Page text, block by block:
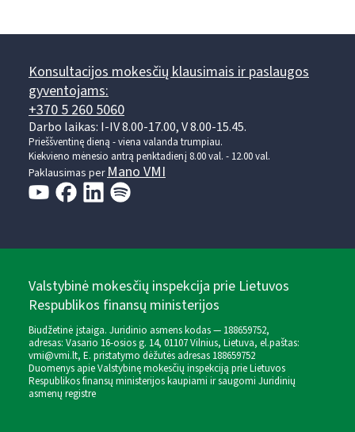
Konsultacijos mokesčių klausimais ir paslaugos
gyventojams:
+370 5 260 5060
Darbo laikas: I-IV 8.00-17.00, V 8.00-15.45.
Prieššventinę dieną - viena valanda trumpiau.
Kiekvieno mėnesio antrą penktadienį 8.00 val. - 12.00 val.
Paklausimas perMano VMI
Valstybinė mokesčių inspekcija prie Lietuvos
Respublikos finansų ministerijos
Biudžetinė įstaiga. Juridinio asmens kodas — 188659752,
adresas: Vasario 16-osios g. 14, 01107 Vilnius, Lietuva, el.paštas:
vmi@vmi.lt, E. pristatymo dėžutės adresas 188659752
Duomenys apie Valstybinę mokesčių inspekciją prie Lietuvos
Respublikos finansų ministerijos kaupiami ir saugomi Juridinių
asmenų registre